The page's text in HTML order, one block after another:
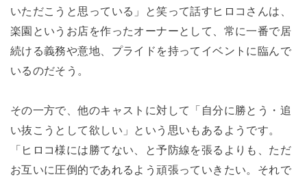
いただこうと思っている」と笑って話すヒロコさんは、
楽園というお店を作ったオーナーとして、常に一番で居
続ける義務や意地、プライドを持ってイベントに臨んで
いるのだそう。
その一方で、他のキャストに対して「自分に勝とう・追
い抜こうとして欲しい」という思いもあるようです。
「ヒロコ様には勝てない、と予防線を張るよりも、ただ
お互いに圧倒的であれるよう頑張っていきたい。それで